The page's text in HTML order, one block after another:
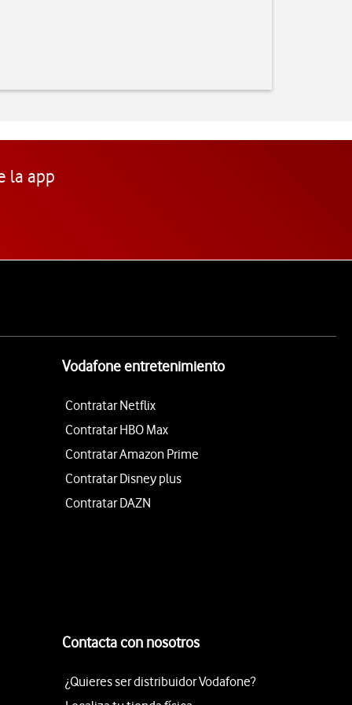
la app
Vodafone entretenimiento
Contratar Netflix
Contratar HBO Max
Contratar Amazon Prime
Contratar Disney plus
Contratar DAZN
Contacta con nosotros
¿Quieres ser distribuidor Vodafone?